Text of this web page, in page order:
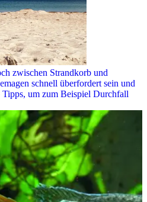
zwischen Strandkorb und
schnell überfordert sein und
um zum Beispiel Durchfall